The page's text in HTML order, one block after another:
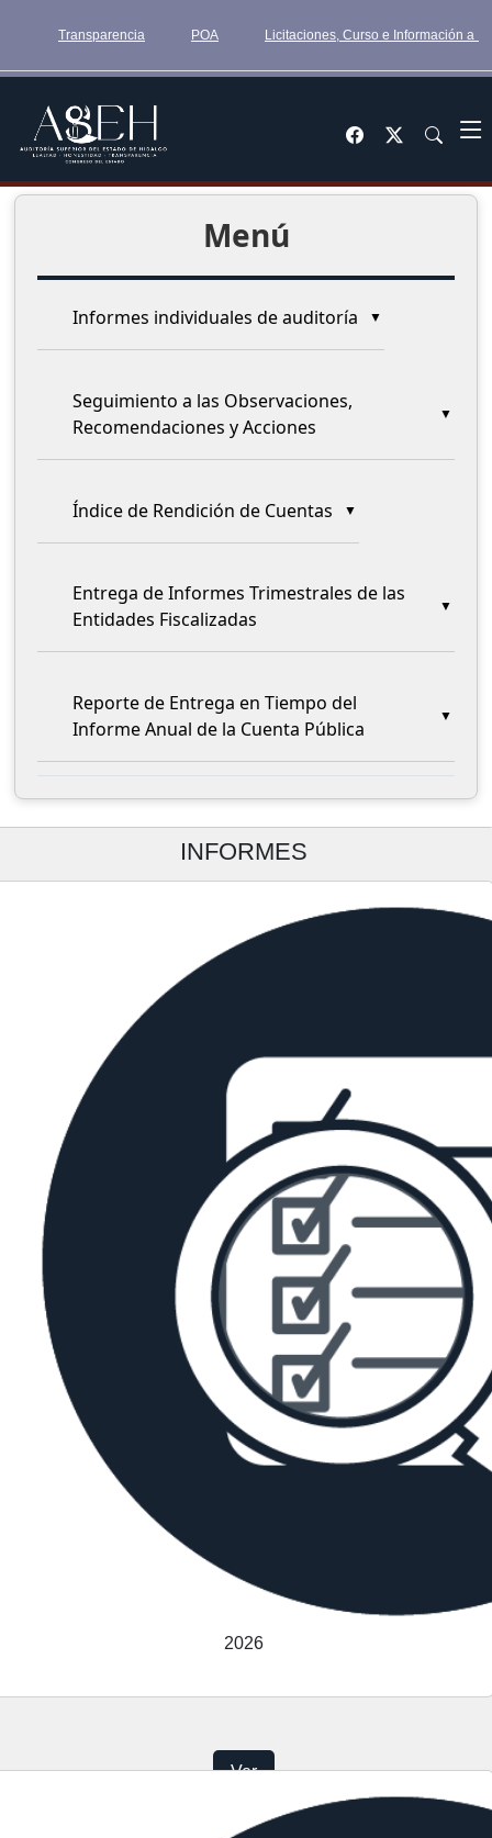
Transparencia POA Licitaciones, Curso e Información a
Menú
Informes individuales de auditoría
Seguimiento a las Observaciones,
Recomendaciones y Acciones
Índice de Rendición de Cuentas
Entrega de Informes Trimestrales de las
Entidades Fiscalizadas
Reporte de Entrega en Tiempo del
Informe Anual de la Cuenta Pública
INFORMES
2026
Ver